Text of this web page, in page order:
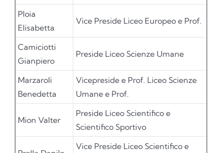
Ploia
Elisabetta
Vice Preside Liceo Europeo e Prof.
Camiciotti
Gianpiero
Preside Liceo Scienze Umane
Marzaroli
Benedetta
Vicepreside e Prof. Liceo Scienze
Umane e Prof.
Mion Valter
Preside Liceo Scientifico e
Scientifico Sportivo
Vice Preside Liceo Scientifico e